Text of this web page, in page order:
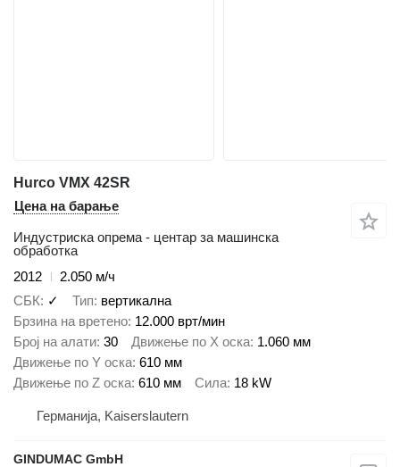
Hurco VMX 42SR
Цена на барање
Индустриска опрема - центар за машинска
обработка
2012
2.050 м/ч
СБК
✓ Тип вертикална
Брзина на вретено 12.000 врт/мин
Број на алати 30 Движење по Х оска 1.060 мм
Движење по Y оска 610 мм
Движење по Z оска 610 мм Сила 18 kW
Германија, Kaiserslautern
GINDUMAC GmbH